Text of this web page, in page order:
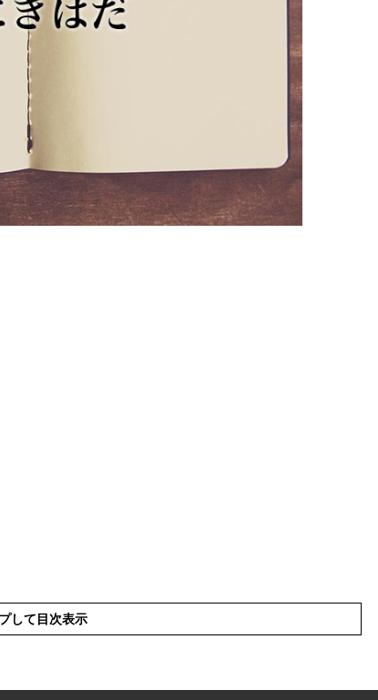
して目次表示